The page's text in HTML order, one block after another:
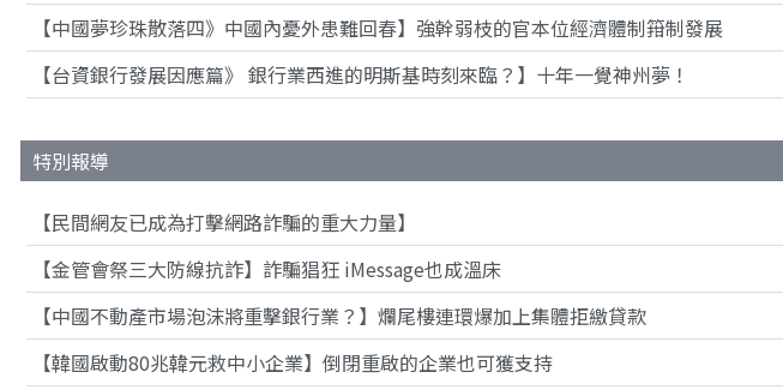
【中國夢珍珠散落四》中國內憂外患難回春】強幹弱枝的官本位經濟體制箝制發展
【台資銀行發展因應篇》 銀行業西進的明斯基時刻來臨？】十年一覺神州夢！
特別報導
【民間網友已成為打擊網路詐騙的重大力量】
【金管會祭三大防線抗詐】詐騙猖狂 iMessage也成溫床
【中國不動產市場泡沫將重擊銀行業？】爛尾樓連環爆加上集體拒繳貸款
【韓國啟動80兆韓元救中小企業】倒閉重啟的企業也可獲支持